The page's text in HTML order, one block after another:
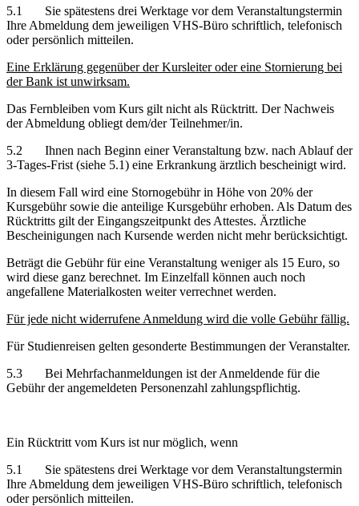
5.1 Sie spätestens drei Werktage vor dem Veranstaltungstermin
Ihre Abmeldung dem jeweiligen VHS-Büro schriftlich, telefonisch
oder persönlich mitteilen.
Eine Erklärung gegenüber der Kursleiter oder eine Stornierung bei
der Bank ist unwirksam.
Das Fernbleiben vom Kurs gilt nicht als Rücktritt. Der Nachweis
der Abmeldung obliegt dem/der Teilnehmer/in.
5.2 Ihnen nach Beginn einer Veranstaltung bzw. nach Ablauf der
3-Tages-Frist (siehe 5.1) eine Erkrankung ärztlich bescheinigt wird.
In diesem Fall wird eine Stornogebühr in Höhe von 20% der
Kursgebühr sowie die anteilige Kursgebühr erhoben. Als Datum des
Rücktritts gilt der Eingangszeitpunkt des Attestes. Ärztliche
Bescheinigungen nach Kursende werden nicht mehr berücksichtigt.
Beträgt die Gebühr für eine Veranstaltung weniger als 15 Euro, so
wird diese ganz berechnet. Im Einzelfall können auch noch
angefallene Materialkosten weiter verrechnet werden.
Für jede nicht widerrufene Anmeldung wird die volle Gebühr fällig.
Für Studienreisen gelten gesonderte Bestimmungen der Veranstalter.
5.3 Bei Mehrfachanmeldungen ist der Anmeldende für die
Gebühr der angemeldeten Personenzahl zahlungspflichtig.
Ein Rücktritt vom Kurs ist nur möglich, wenn
5.1 Sie spätestens drei Werktage vor dem Veranstaltungstermin
Ihre Abmeldung dem jeweiligen VHS-Büro schriftlich, telefonisch
oder persönlich mitteilen.